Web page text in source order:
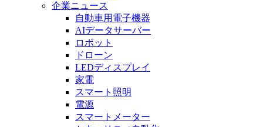
企業ニュース
自動車用電子機器
AIデータサーバー
ロボット
ドローン
LEDディスプレイ
家電
スマート照明
電源
スマートメーター